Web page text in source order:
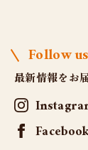
Follow us
最新情報をお